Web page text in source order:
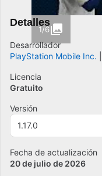
1/6
Detalles
Desarrollador
PlayStation Mobile Inc.
Licencia
Gratuito
Versión
1.17.0
Fecha de actualización
20 de julio de 2026